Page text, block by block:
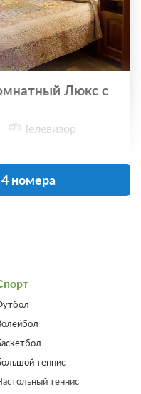
Люкс с
Телевизор
Подробнее
4 номера
теннис
теннис